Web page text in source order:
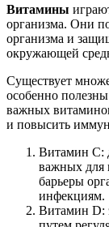
Витамины
организма. Они
организма и
окружающей
Существует
особенно
важных
и повысить
Витамин C:
важных для
барьеры
инфекциям.
Витамин D: